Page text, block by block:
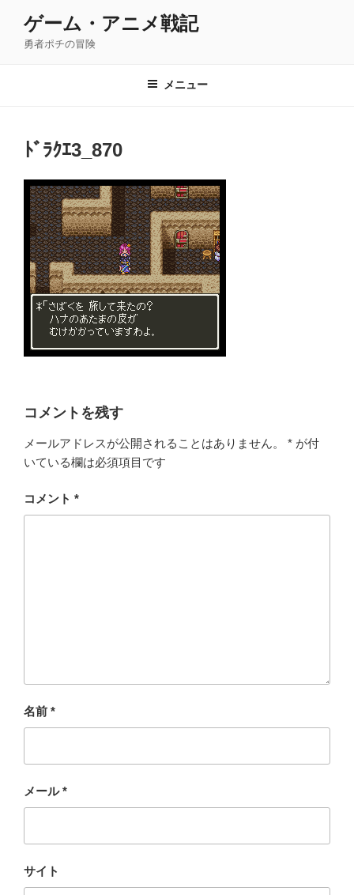
ゲーム・アニメ戦記
勇者ポチの冒険
メニュー
ﾄﾞﾗｸｴ3_870
コメントを残す
メールアドレスが公開されることはありません。 * が付
いている欄は必須項目です
コメント *
名前 *
メール*
サイト